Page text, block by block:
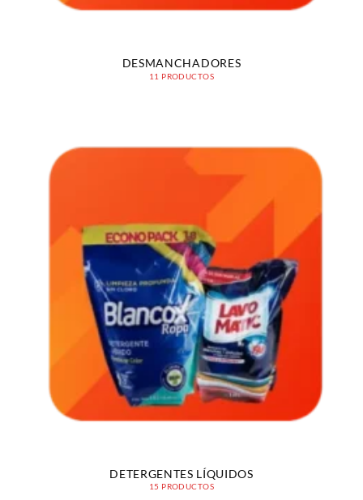
DESMANCHADORES
11 PRODUCTOS
DETERGENTES LÍQUIDOS
15 PRODUCTOS